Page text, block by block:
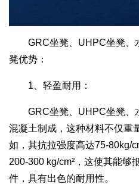
GRC坐凳、UHPC坐凳、
凳优势：
1、轻盈耐用：
GRC坐凳、UHPC坐凳、
混凝土制成，这种材料不仅重
如，其抗拉强度高达75-80kg/
200-300 kg/cm²，这使其能够
件，具有出色的耐用性。